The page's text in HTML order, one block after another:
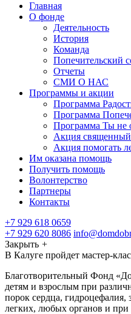
Главная
О фонде
Деятельность
История
Команда
Попечительский
Отчеты
СМИ О НАС
Программы и акции
Программа
Программа
Программа Ты не
Акция
Акция помогать
Им оказана помощь
Получить помощь
Волонтерство
Партнеры
Контакты
+7 929 618 0659
+7 929 620 8086
Закрыть +
В Калуге пройдет мастер-
Благотворительный Фонд
детям и взрослым при
порок сердца, гидроцефалия,
легких, любых органов и при